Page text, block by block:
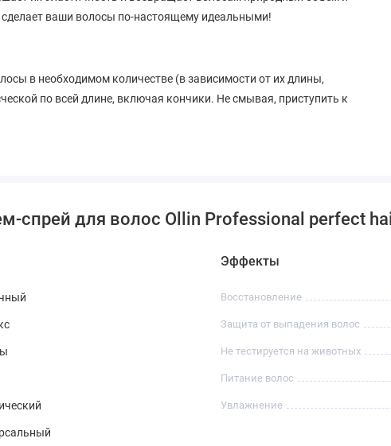
сделает ваши волосы по-настоящему идеальными!
в необходимом количестве (в зависимости от их длины,
по всей длине, включая кончики. Не смывая, приступить к
спрей для волос Ollin Professional perfect
Эффекты
Восстановление
Защита от выпадения волос
Не тестируется на животных
Питание волос
Увлажнение